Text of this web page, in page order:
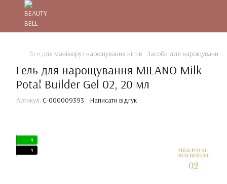
Все для манікюру і нарощування нігтів Засоби для нарощування та
Гель для нарощування MILANO Milk
Potal Builder Gel 02, 20 мл
Артикул: C-000009393 Написати відгук
4
4